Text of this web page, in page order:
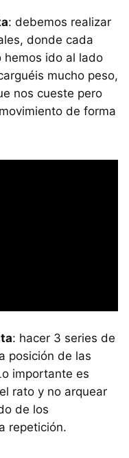
: debemos realizar
donde cada
hemos ido al lado
mucho peso,
nos cueste pero
de forma
: hacer 3 series de
posición de las
importante es
rato y no arquear
de los
repetición.